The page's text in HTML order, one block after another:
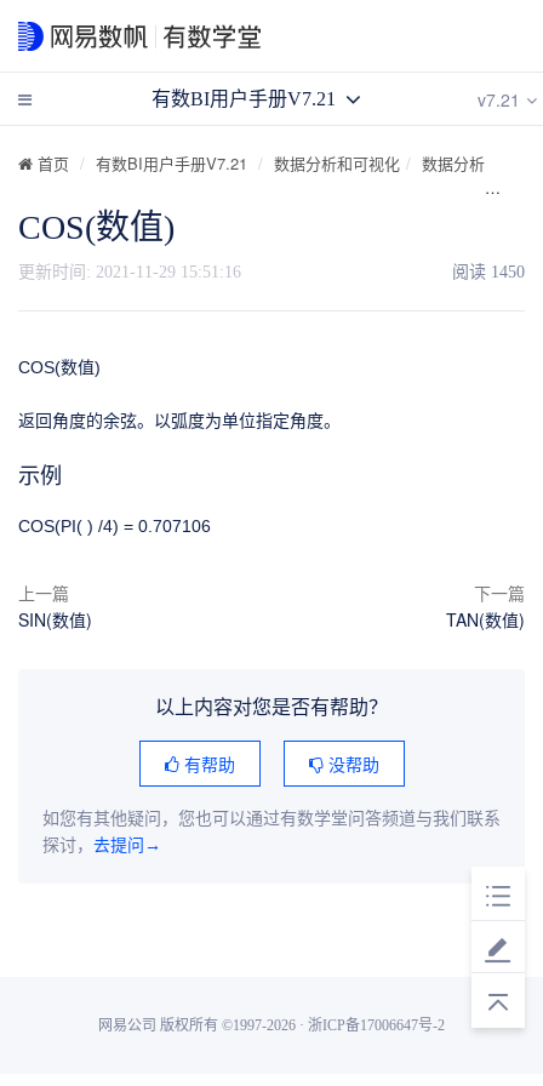
首页 有数BI用户手册V7.21 数据分析和可视化 数据分析
COS(数值)
更新时间: 2021-11-29 15:51:16 阅读 1450
COS(数值)
返回角度的余弦。以弧度为单位指定角度。
示例
COS(PI( ) /4) = 0.707106
上一篇
SIN(数值)
下一篇
TAN(数值)
以上内容对您是否有帮助？
有帮助 没帮助
如您有其他疑问，您也可以通过有数学堂问答频道与我们联系
探讨， 去提问→
有数BI用户手册V7.21 v7.21
网易公司 版权所有 ©1997-2026 · 浙ICP备17006647号-2